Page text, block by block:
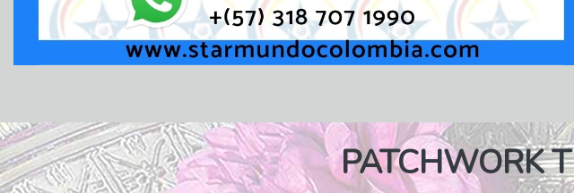
PATCHWORK